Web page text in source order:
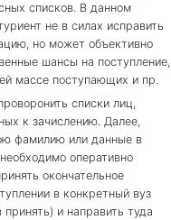
списков. В данном
не в силах исправить
но может объективно
шансы на поступление,
массе поступающих и пр.
списки лиц,
к зачислению. Далее,
фамилию или данные в
оперативно
окончательное
в конкретный вуз
принять) и направить туда